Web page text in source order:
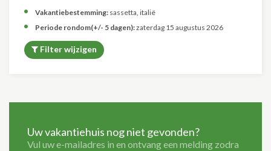
Vakantiebestemming: sassetta, italië
Periode rondom(+/- 5 dagen):zaterdag 15 augustus 2026
Filter wijzigen
Uw vakantiehuis nog niet gevonden?
Vul uw e-mailadres in en ontvang een melding zodra